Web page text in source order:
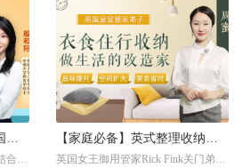
国际前沿科学教育研究成果，结合心理学、教育学、脑科学方法给中国父母的心理育儿指南，养出自律积极、学习高效、社交轻松的孩子
英国女王御用管家Rick Fink关门弟子，曾让1000万人通过网络了提升家居品味，家务省时省力，让你住的更舒心